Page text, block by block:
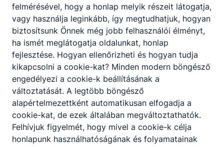
A2025/26tanév rendje, fontosabb
eseményei
A 2024/25 tanév rendje, fontosabb
eseményei
Az I. félév 2025. január 17-ig tart
2025. január 24-ig kell a félévi tanulmányi
eredményekről a szülőket értesíteni.
felmérésével, hogy a honlap melyik részeit látogatja,
vagy használja leginkább, így megtudhatjuk, hogyan
biztosítsunk Önnek még jobb felhasználói élményt,
ha ismét meglátogatja oldalunkat, honlap
fejlesztése. Hogyan ellenőrizheti és hogyan tudja
kikapcsolni a cookie-kat? Minden modern böngésző
engedélyezi a cookie-k beállításának a
változtatását. A legtöbb böngésző
alapértelmezettként automatikusan elfogadja a
cookie-kat, de ezek általában megváltoztathatók.
Felhívjuk figyelmét, hogy mivel a cookie-k célja
honlapunk használhatóságának és folyamatainak